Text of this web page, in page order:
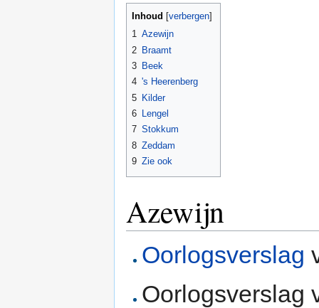
Inhoud verbergen
1 Azewijn
2 Braamt
3 Beek
4 's Heerenberg
5 Kilder
6
Lengel
7 Stokkum
8 Zeddam
9 Zie ook
Azewijn
Oorlogsverslag
Oorlogsverslag